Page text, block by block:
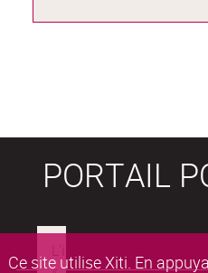
Ce site utilise Xiti. En
PORTAIL